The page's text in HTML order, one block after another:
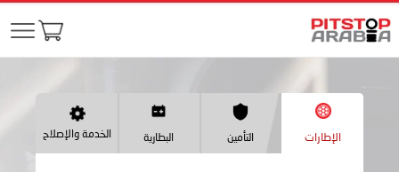
الإطارات التأمين البطارية الخدمة والإصلاح